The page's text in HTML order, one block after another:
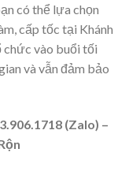
có thể lựa chọn
cấp tốc tại Khánh
chức vào buổi tối
và vẫn đảm bảo
(Zalo) –